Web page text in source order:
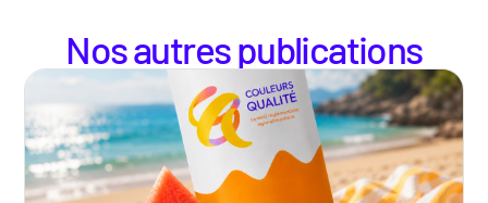
Nos autres publications